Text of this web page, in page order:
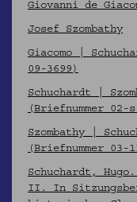
Giovanni de
Josef Szombathy
Giacomo |
09-3699)
Schuchardt |
(Briefnummer 02-
Szombathy |
(Briefnummer 03-
Schuchardt,
II. In